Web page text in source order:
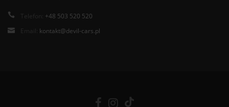
Telefon: +48 503 520 520
Email: kontakt@devil-cars.pl